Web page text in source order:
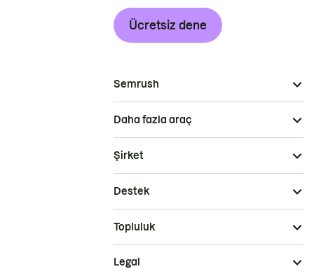
Ücretsiz dene
Semrush
Daha fazla araç
Şirket
Destek
Topluluk
Legal